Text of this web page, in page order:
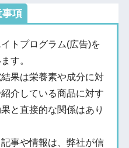
事項
トプログラム(広告)を
す。
果は栄養素や成分に対
介している商品に対す
と直接的な関係はあり
事や情報は、弊社が信